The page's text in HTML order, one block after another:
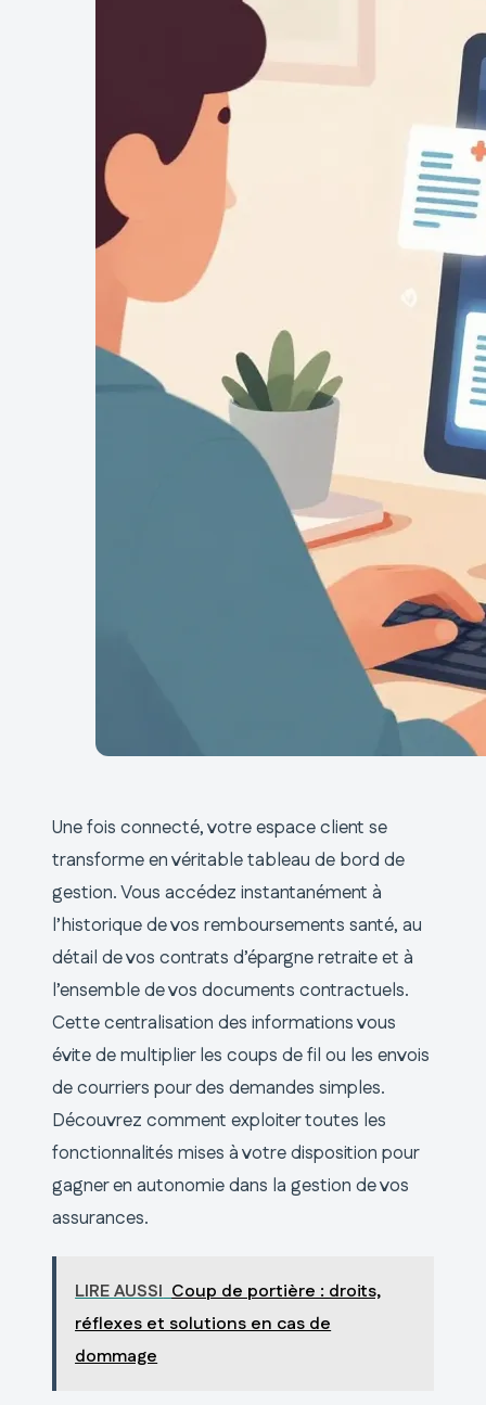
Une fois connecté, votre espace client se
transforme en véritable tableau de bord de
gestion. Vous accédez instantanément à
l’historique de vos remboursements santé, au
détail de vos contrats d’épargne retraite et à
l’ensemble de vos documents contractuels.
Cette centralisation des informations vous
évite de multiplier les coups de fil ou les envois
de courriers pour des demandes simples.
Découvrez comment exploiter toutes les
fonctionnalités mises à votre disposition pour
gagner en autonomie dans la gestion de vos
assurances.
LIRE AUSSI Coup de portière : droits,
réflexes et solutions en cas de
dommage